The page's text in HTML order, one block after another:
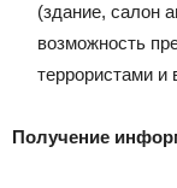
(здание, салон
возможность
террористами и
Получение